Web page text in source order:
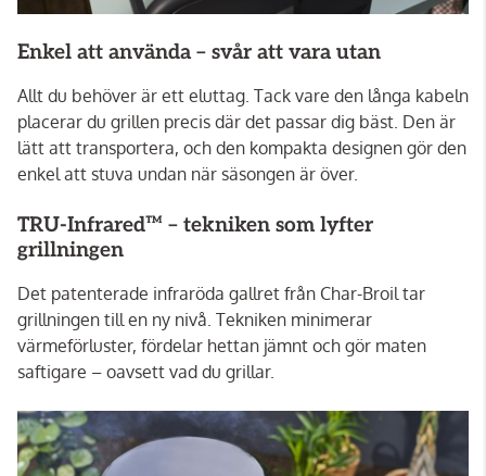
Enkel att använda – svår att vara utan
Allt du behöver är ett eluttag. Tack vare den långa kabeln
placerar du grillen precis där det passar dig bäst. Den är
lätt att transportera, och den kompakta designen gör den
enkel att stuva undan när säsongen är över.
TRU-Infrared™ – tekniken som lyfter
grillningen
Det patenterade infraröda gallret från Char-Broil tar
grillningen till en ny nivå. Tekniken minimerar
värmeförluster, fördelar hettan jämnt och gör maten
saftigare – oavsett vad du grillar.